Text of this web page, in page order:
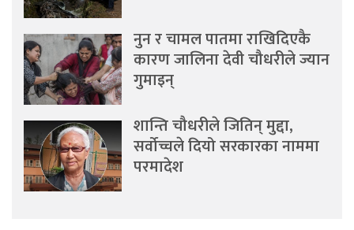
नुन र चामल पातमा राखिदिएकै
कारण जालिना देवी चौधरीले ज्यान
गुमाइन्
शान्ति चौधरीले जितिन् मुद्दा,
सर्वोच्चले दियो सरकारका नाममा
परमादेश